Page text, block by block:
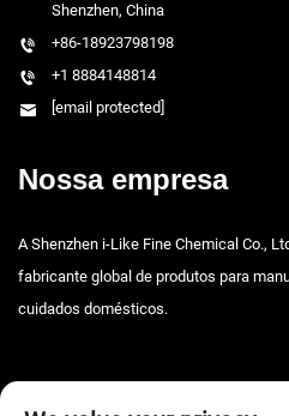
Shenzhen, China
+86-18923798198
+1 8884148814
[email protected]
Nossa empresa
A Shenzhen i-Like Fine Chemical Co.,
fabricante global de produtos para
cuidados domésticos.